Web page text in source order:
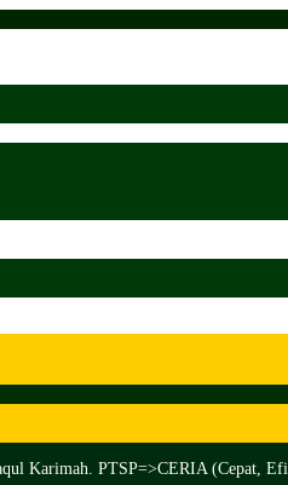
Karimah. PTSP=>CERIA (Cepat,